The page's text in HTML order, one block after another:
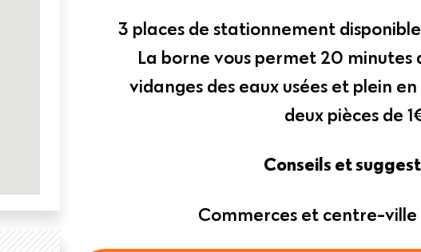
3 places de stationnement
La borne vous permet 20 minutes
vidanges des eaux usées et plein
deux pièces de
Conseils et
Commerces et centre-